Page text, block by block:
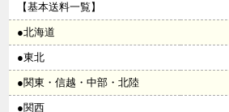
【基本送料一覧】
●北海道
●東北
●関東・信越・中部・北陸
●関西